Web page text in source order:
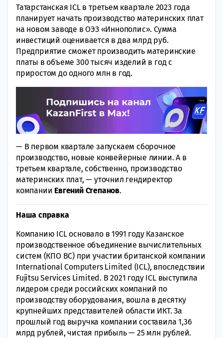
Татарстанская ICL в третьем квартале 2023 года
планирует начать производство материнских плат
на новом заводе в ОЭЗ «Иннополис». Сумма
инвестиций оценивается в два млрд руб.
Предприятие сможет производить материнские
платы в объеме 300 тысяч изделий в год с
приростом до одного млн в год.
— В первом квартале запускаем сборочное
производство, новые конвейерные линии. А в
третьем квартале, собственно, производство
материнских плат, — уточнил гендиректор
компании Евгений Степанов.
Наша справка
Компанию ICL основало в 1991 году Казанское
производственное объединение вычислительных
систем (КПО ВС) при участии британской компании
International Computers Limited (ICL), впоследствии
Fujitsu Services Limited. В 2021 году ICL выступила
лидером среди российских компаний по
производству оборудования, вошла в десятку
крупнейших представителей области ИКТ. За
прошлый год выручка компании составила 1,36
млрд рублей, чистая прибыль — 25 млн рублей.